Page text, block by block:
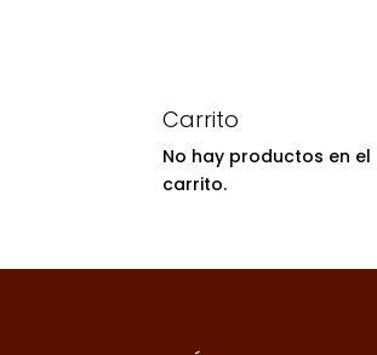
Carrito
No hay productos en el
carrito.